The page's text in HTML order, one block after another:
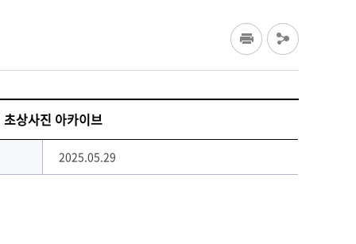
상사진 아카이브
2025.05.29